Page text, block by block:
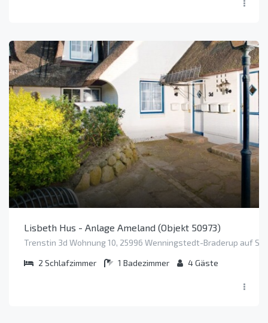
Lisbeth Hus - Anlage Ameland (Objekt 50973)
Trenstin 3d Wohnung 10, 25996 Wenningstedt-Braderup auf
2 Schlafzimmer 1 Badezimmer 4Gäste